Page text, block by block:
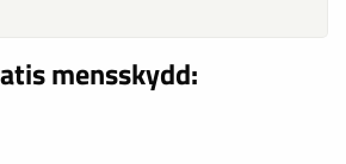
mensskydd: